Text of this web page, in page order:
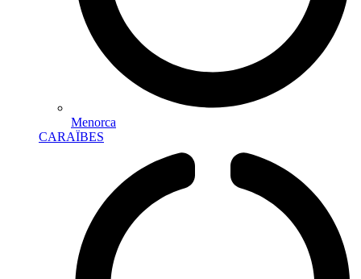
Menorca
CARAÏBES